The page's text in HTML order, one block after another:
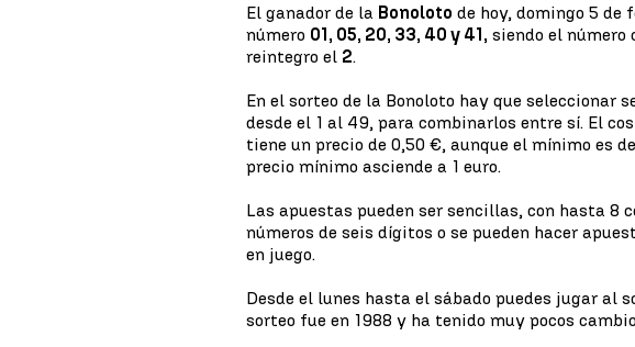
El ganador de la Bonoloto de hoy, domingo 5 de
número 01, 05, 20, 33, 40 y 41, siendo el
reintegro el 2.
En el sorteo de la Bonoloto hay que seleccionar
desde el 1 al 49, para combinarlos entre sí. El
tiene un precio de 0,50 €, aunque el mínimo es
precio mínimo asciende a 1 euro.
Las apuestas pueden ser sencillas, con hasta 8
números de seis dígitos o se pueden hacer
en juego.
Desde el lunes hasta el sábado puedes jugar al
sorteo fue en 1988 y ha tenido muy pocos